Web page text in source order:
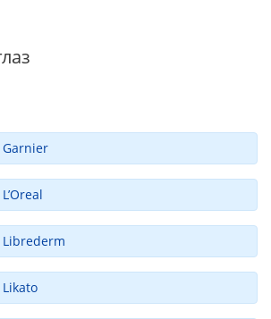
Garnier
Librederm
Likato